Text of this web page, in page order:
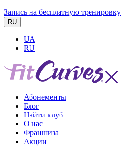
Запись на бесплатную тренировку
RU
UA
RU
Абонементы
Блог
Найти клуб
О нас
Франшиза
Акции